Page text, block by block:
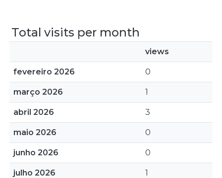
Total visits per month
views
fevereiro 2026 0
março 2026 1
abril 2026 3
maio 2026 0
junho 2026 0
julho 2026 1